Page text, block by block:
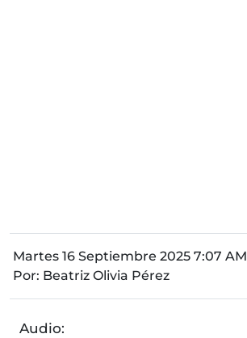
Martes 16 Septiembre 2025 7:07 AM
Por: Beatriz Olivia Pérez
Audio: